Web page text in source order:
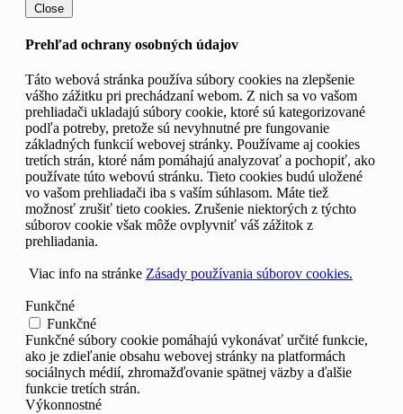
Close
Prehľad ochrany osobných údajov
Táto webová stránka používa súbory cookies na zlepšenie
vášho zážitku pri prechádzaní webom. Z nich sa vo vašom
prehliadači ukladajú súbory cookie, ktoré sú kategorizované
podľa potreby, pretože sú nevyhnutné pre fungovanie
základných funkcií webovej stránky. Používame aj cookies
tretích strán, ktoré nám pomáhajú analyzovať a pochopiť, ako
používate túto webovú stránku. Tieto cookies budú uložené
vo vašom prehliadači iba s vaším súhlasom. Máte tiež
možnosť zrušiť tieto cookies. Zrušenie niektorých z týchto
súborov cookie však môže ovplyvniť váš zážitok z
prehliadania.
Viac info na stránke Zásady používania súborov cookies.
Funkčné
Funkčné
Funkčné súbory cookie pomáhajú vykonávať určité funkcie,
ako je zdieľanie obsahu webovej stránky na platformách
sociálnych médií, zhromažďovanie spätnej väzby a ďalšie
funkcie tretích strán.
Výkonnostné